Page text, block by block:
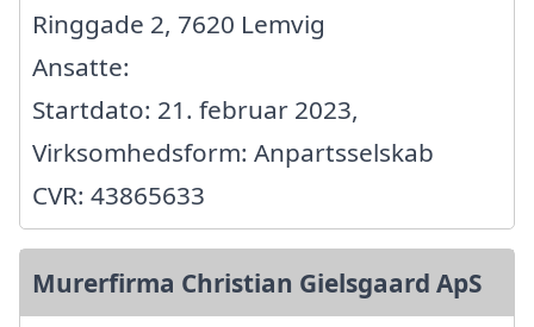
Ringgade 2, 7620 Lemvig
Ansatte:
Startdato: 21. februar 2023,
Virksomhedsform: Anpartsselskab
CVR: 43865633
Murerfirma Christian Gielsgaard ApS